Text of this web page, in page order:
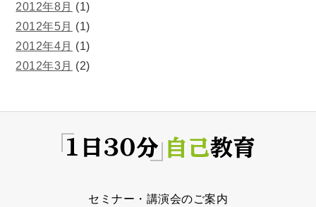
2012年8月 (1)
2012年5月 (1)
2012年4月 (1)
2012年3月 (2)
セミナー・講演会のご案内